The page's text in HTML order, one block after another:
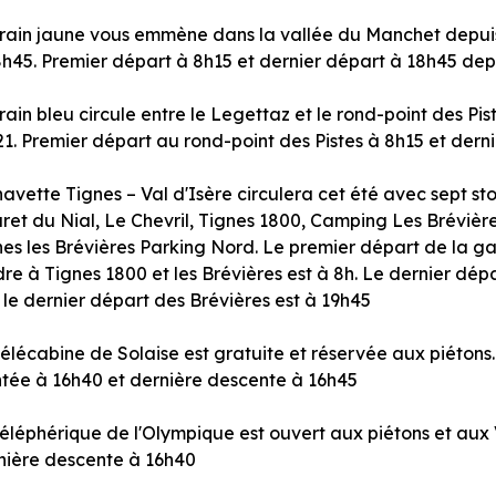
jaune vous emmène dans la vallée du Manchet
Premier départ à 8h15 et dernier départ à 18h45
bleu circule entre le Legettaz et le rond-point des
Premier départ au rond-point des Pistes à 8h15 et
Tignes – Val d'Isère circulera cet été avec sept
du Nial, Le Chevril, Tignes 1800, Camping Les
les Brévières Parking Nord. Le premier départ de la
à Tignes 1800 et les Brévières est à 8h. Le dernier
dernier départ des Brévières est à 19h45
de Solaise est gratuite et réservée aux
à 16h40 et dernière descente à 16h45
de l'Olympique est ouvert aux piétons et aux
descente à 16h40